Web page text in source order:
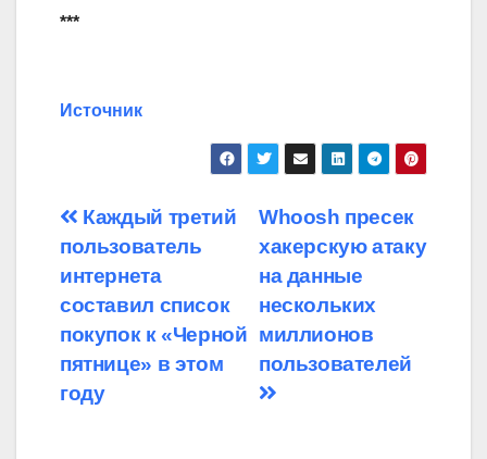
***
Источник
Навигация
по
записям
Whoosh пресек
хакерскую атаку
на данные
нескольких
миллионов
пользователей
Каждый третий
пользователь
интернета
составил список
покупок к «Черной
пятнице» в этом
году